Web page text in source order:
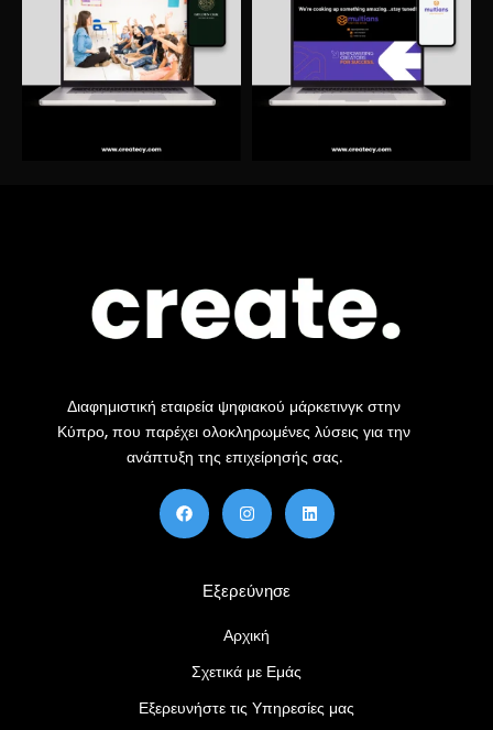
Διαφημιστική εταιρεία ψηφιακού μάρκετινγκ στην
Κύπρο, που παρέχει ολοκληρωμένες λύσεις για την
ανάπτυξη της επιχείρησής σας.
F
a
c
e
Ί
ν
σ
τ
κ
α
μ
Λ
ί
ν
κ
Εξερεύνησε
Αρχική
Σχετικά με Εμάς
Εξερευνήστε τις Υπηρεσίες μας